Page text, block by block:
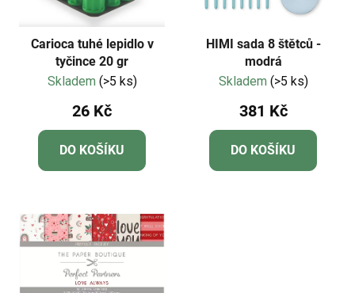
Carioca tuhé lepidlo v
tyčince 20 gr
Skladem (>5 ks)
26 Kč
DO KOŠÍKU
HIMI sada 8 štětců -
modrá
Skladem (>5 ks)
381 Kč
DO KOŠÍKU